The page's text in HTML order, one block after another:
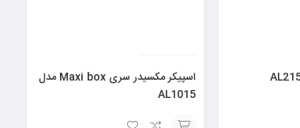
اسپیکر مکسیدر سری Maxi box مدل
AL1015